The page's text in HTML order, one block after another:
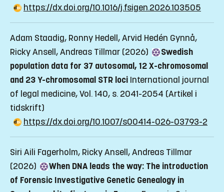
https://dx.doi.org/10.1016/j.fsigen.2026.103505
Adam Staadig, Ronny Hedell, Arvid Hedén Gynnå,
Ricky Ansell, Andreas Tillmar (2026)
Swedish
population data for 37 autosomal, 12 X-chromosomal
and 23 Y-chromosomal STR loci International journal
of legal medicine, Vol. 140, s. 2041-2054 (Artikel i
tidskrift)
https://dx.doi.org/10.1007/s00414-026-03793-2
Siri Aili Fagerholm, Ricky Ansell, Andreas Tillmar
(2026)
When DNA leads the way: The introduction
of Forensic Investigative Genetic Genealogy in